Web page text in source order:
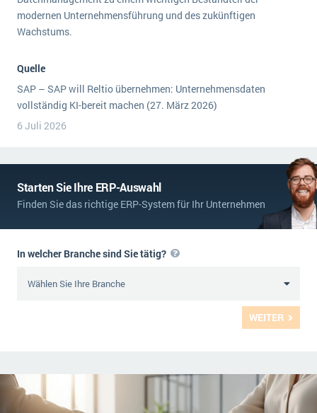
modernen Unternehmensführung und des zukünftigen
Wachstums.
Quelle
SAP – SAP will Reltio übernehmen: Unternehmensdaten
vollständig KI-bereit machen (27. März 2026)
6 Juli 2026
Starten Sie Ihre ERP-Auswahl
Finden Sie das richtige ERP-System für Ihr Unternehmen
WEITER
In welcher Branche sind Sie tätig?